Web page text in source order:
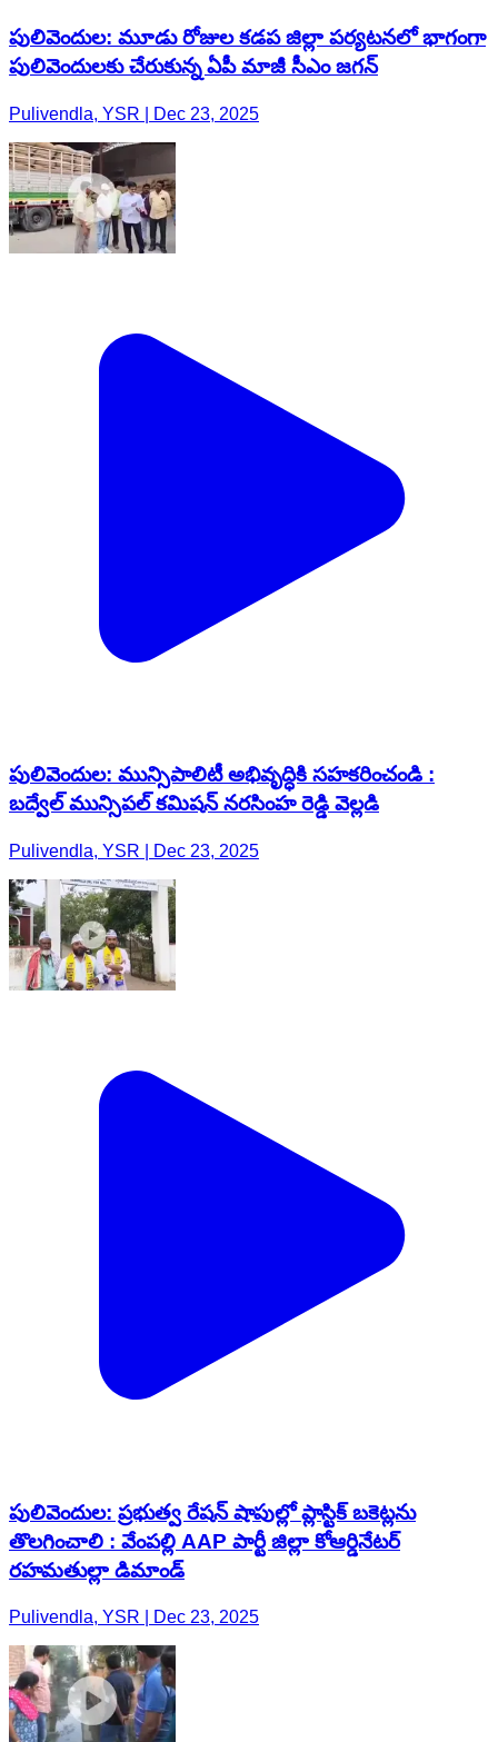
పులివెందుల: మూడు రోజుల కడప జిల్లా పర్యటనలో భాగంగా
పులివెందులకు చేరుకున్న ఏపీ మాజీ సీఎం జగన్
Pulivendla, YSR | Dec 23, 2025
పులివెందుల: మున్సిపాలిటీ అభివృద్ధికి సహకరించండి :
బద్వేల్ మున్సిపల్ కమిషన్ నరసింహ రెడ్డి వెల్లడి
Pulivendla, YSR | Dec 23, 2025
పులివెందుల: ప్రభుత్వ రేషన్ షాపుల్లో ప్లాస్టిక్ బకెట్లను
తొలగించాలి : వేంపల్లి AAP పార్టీ జిల్లా కోఆర్డినేటర్
రహమతుల్లా డిమాండ్
Pulivendla, YSR | Dec 23, 2025